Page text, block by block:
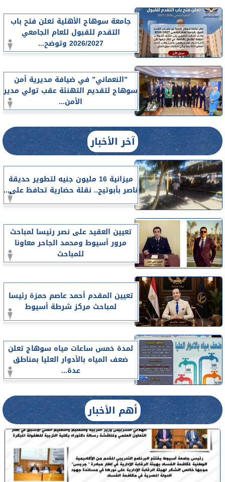
جامعة سوهاج الأهلية تعلن فتح باب
التقدم للقبول للعام الجامعي
2026/2027 وتوضح...
”النعماني” في ضيافة مديرية أمن
سوهاج لتقديم التهنئة عقب تولي مدير
الأمن...
آخر الأخبار
ميزانية 16 مليون جنيه لتطوير حديقة
ناصر بأبوتيج.. نقلة حضارية تحافظ على...
تعيين العقيد على نصر رئيسا لمباحث
مرور أسيوط ومحمد الجاحر معاونا
للمباحث
تعيين المقدم أحمد عاصم حمزة رئيسا
لمباحث مركز شرطة أسيوط
لمدة خمس ساعات مياه سوهاج تعلن
ضعف المياه بالأدوار العليا بمناطق
عدة...
أهم الأخبار